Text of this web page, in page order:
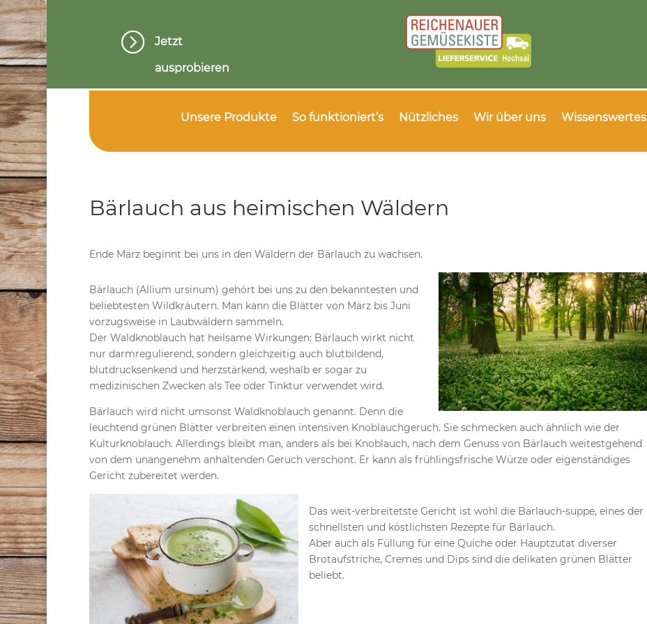
=
Jetzt
ausprobieren
Unsere Produkte So funktioniert’s Nützliches Wir über uns Wissenswertes
Bärlauch aus heimischen Wäldern
Ende März beginnt bei uns in den Wäldern der Bärlauch zu wachsen.
Bärlauch (Allium ursinum) gehört bei uns zu den bekanntesten und
beliebtesten Wildkräutern. Man kann die Blätter von März bis Juni
vorzugsweise in Laubwäldern sammeln.
Der Waldknoblauch hat heilsame Wirkungen: Bärlauch wirkt nicht
nur darmregulierend, sondern gleichzeitig auch blutbildend,
blutdrucksenkend und herzstärkend, weshalb er sogar zu
medizinischen Zwecken als Tee oder Tinktur verwendet wird.
Bärlauch wird nicht umsonst Waldknoblauch genannt. Denn die
leuchtend grünen Blätter verbreiten einen intensiven Knoblauchgeruch. Sie schmecken auch ähnlich wie der
Kulturknoblauch. Allerdings bleibt man, anders als bei Knoblauch, nach dem Genuss von Bärlauch weitestgehend
von dem unangenehm anhaltenden Geruch verschont. Er kann als frühlingsfrische Würze oder eigenständiges
Gericht zubereitet werden.
Das weit-verbreitetste Gericht ist wohl die Bärlauch-suppe, eines der
schnellsten und köstlichsten Rezepte für Bärlauch.
Aber auch als Füllung für eine Quiche oder Hauptzutat diverser
Brotaufstriche, Cremes und Dips sind die delikaten grünen Blätter
beliebt.